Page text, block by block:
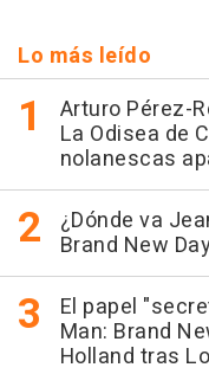
Lo más leído
Arturo Pérez-
La Odisea de
nolanescas
¿Dónde va
Brand New
El papel
Man: Brand
Holland tras